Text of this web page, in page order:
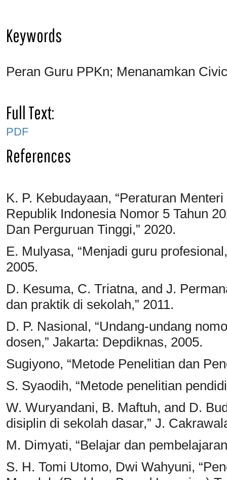
Keywords
Peran Guru PPKn; Menanamkan
Full Text:
PDF
References
K. P. Kebudayaan, “Peraturan
Republik Indonesia Nomor 5 Tahun
Dan Perguruan Tinggi,” 2020.
E. Mulyasa, “Menjadi guru
2005.
D. Kesuma, C. Triatna, and J.
dan praktik di sekolah,” 2011.
D. P. Nasional, “Undang-undang
dosen,” Jakarta: Depdiknas, 2005.
Sugiyono, “Metode Penelitian dan
S. Syaodih, “Metode penelitian
W. Wuryandani, B. Maftuh, and D.
disiplin di sekolah dasar,” J.
M. Dimyati, “Belajar dan
S. H. Tomi Utomo, Dwi Wahyuni,